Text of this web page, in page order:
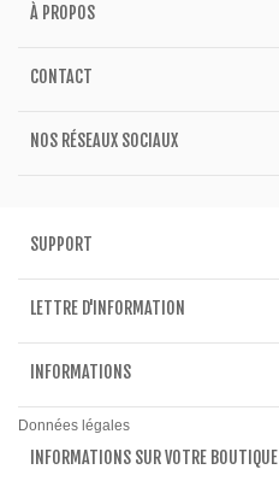
À PROPOS
CONTACT
NOS RÉSEAUX SOCIAUX
SUPPORT
LETTRE D'INFORMATION
INFORMATIONS
Données légales
INFORMATIONS SUR VOTRE BOUTIQUE